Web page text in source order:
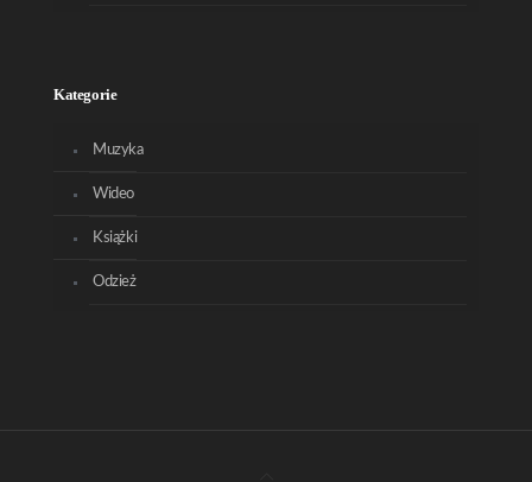
Kategorie
Muzyka
Wideo
Książki
Odzież